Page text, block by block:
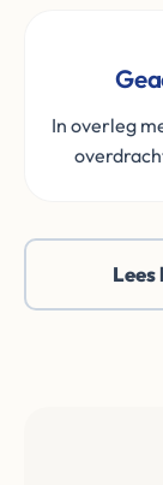
In overleg